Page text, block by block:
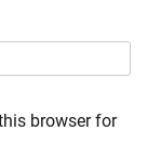
browser for